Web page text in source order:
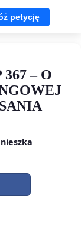
petycję
– O